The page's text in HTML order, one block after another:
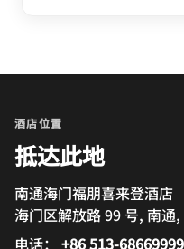
酒店位置
抵达此地
南通海门福朋喜来登酒店
海门区解放路 99 号, 南通
电话： +86 513-68669999